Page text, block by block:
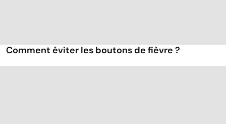
Comment éviter les boutons de fièvre ?